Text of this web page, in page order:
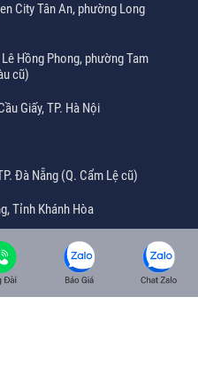
City Tân An, phường Long
Hồng Phong, phường Tam
cũ)
Giấy, TP. Hà Nội
Đà Nẵng (Q. Cẩm Lệ cũ)
Tỉnh Khánh Hòa